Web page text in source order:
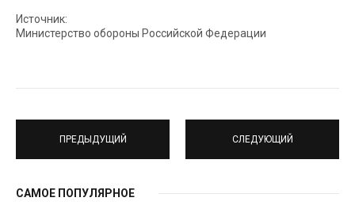
Источник:
Министерство обороны Российской Федерации
ПРЕДЫДУЩИЙ СЛЕДУЮЩИЙ
САМОЕ ПОПУЛЯРНОЕ